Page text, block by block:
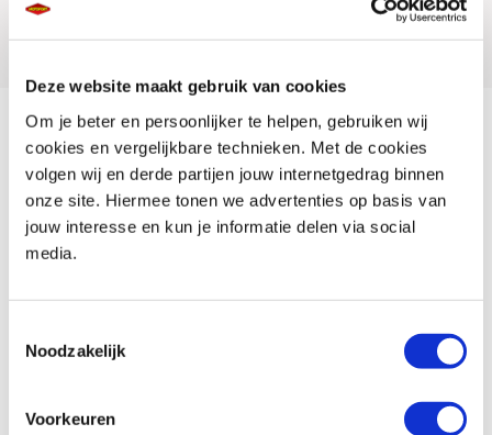
Deze website maakt gebruik van cookies
Om je beter en persoonlijker te helpen, gebruiken wij
cookies en vergelijkbare technieken. Met de cookies
volgen wij en derde partijen jouw internetgedrag binnen
onze site. Hiermee tonen we advertenties op basis van
jouw interesse en kun je informatie delen via social
media.
Noodzakelijk
Voorkeuren
Leveranciersnummer
N-TECH® PRO R+ 5W-40 is de meest geavanceerde, vol-synthetische 4-
takt motorolie ooit door Putoline Oil geproduceerd. Het bevat het unieke
N-TECH® additievensysteem. N-TECH® PRO R+ motorolie garandeert:
- Onovertroffen goed aangrijpen van de natte platenkoppeling
- Extreem lage slijtagewaarden van motor en transmissie
- Zeer laag olieverbruik
- Zeer goede vloeibaarheid bij lage temperaturen, waardoor